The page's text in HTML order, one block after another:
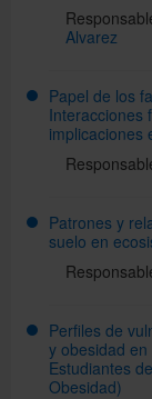
Alvarez
Papel de los
Interacciones
implicaciones
Patrones y
suelo en
Perfiles de
y obesidad
Estudiantes
Obesidad)